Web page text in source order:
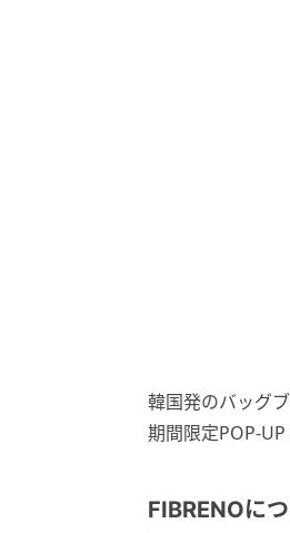
韓国発のバッグ
期間限定POP-UP
FIBRENOに